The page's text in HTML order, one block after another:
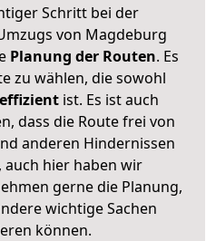
Schritt bei der
von Magdeburg
Planung der Routen. Es
zu wählen, die sowohl
ist. Es ist auch
dass die Route frei von
anderen Hindernissen
auch hier haben wir
gerne die Planung,
wichtige Sachen
können.